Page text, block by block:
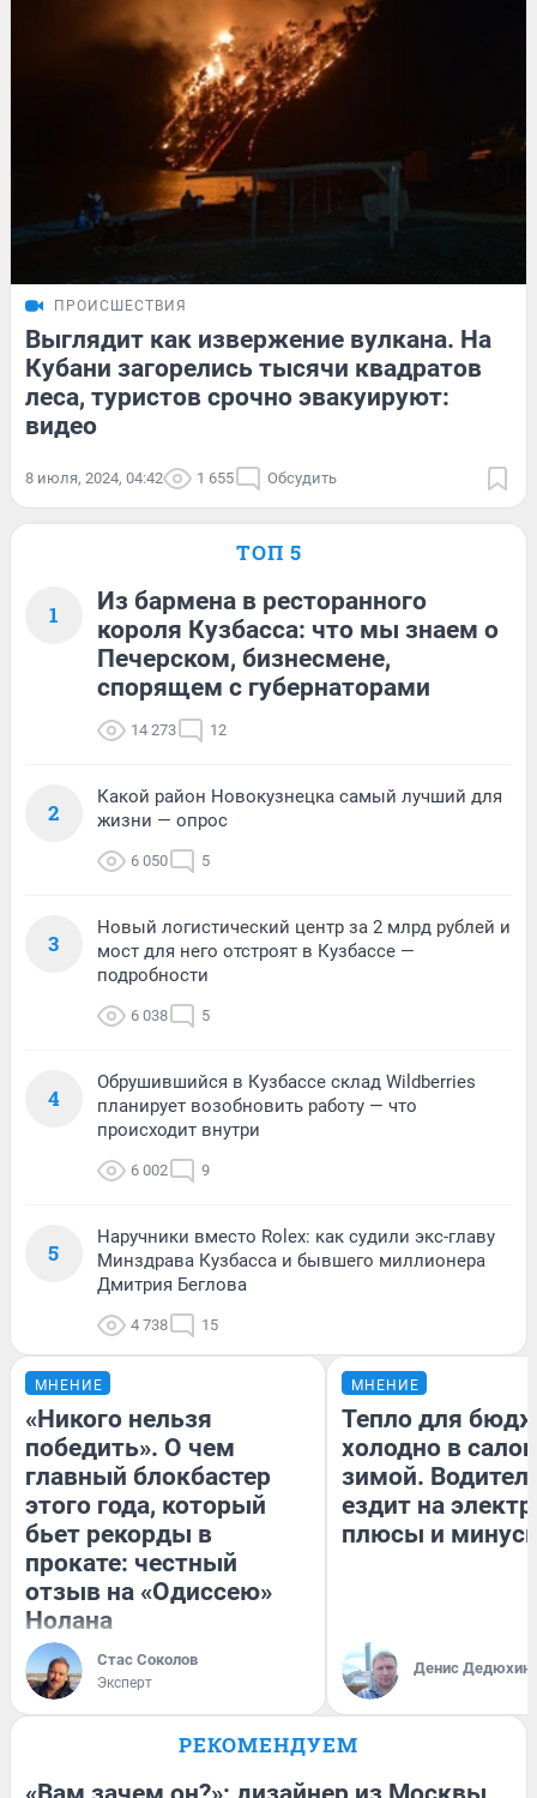
ПРОИСШЕСТВИЯ
Выглядит как извержение вулкана. На
Кубани загорелись тысячи квадратов
леса, туристов срочно эвакуируют:
видео
8 июля, 2024, 04:42 1 655 Обсудить
ТОП 5
1
Из бармена в ресторанного
короля Кузбасса: что мы знаем о
Печерском, бизнесмене,
спорящем с губернаторами
14 273 12
2
Какой район Новокузнецка самый лучший для
жизни — опрос
6 050 5
3
Новый логистический центр за 2 млрд рублей и
мост для него отстроят в Кузбассе —
подробности
6 038 5
4
Обрушившийся в Кузбассе склад Wildberries
планирует возобновить работу — что
происходит внутри
6 002 9
5
Наручники вместо Rolex: как судили экс-главу
Минздрава Кузбасса и бывшего миллионера
Дмитрия Беглова
4 738 15
МНЕНИЕ
«Никого нельзя
победить». О чем
главный блокбастер
этого года, который
бьет рекорды в
прокате: честный
отзыв на «Одиссею»
Нолана
Стас Соколов
Эксперт
МНЕНИЕ
Тепло для
холодно в
зимой.
ездит на
плюсы и
Денис Дедюхин
РЕКОМЕНДУЕМ